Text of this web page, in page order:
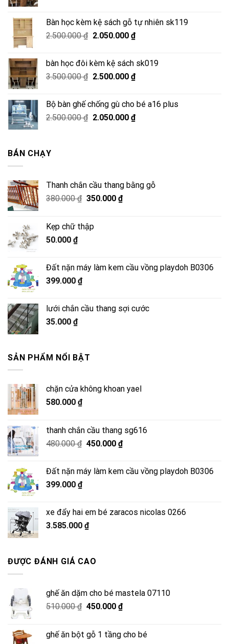
3.500.000 ₫.là:
2.900.000 ₫.
Bàn học kèm kệ sách gỗ tự nhiên sk119
2.500.000₫ Giá
2.500.000 ₫.
2.050.000 ₫Giá
là:
2.050.000 ₫.
bàn học đôi kèm kệ sách sk019
3.500.000₫ Giá
3.500.000 ₫.
2.500.000 ₫Giá
là:
2.500.000 ₫.
Bộ bàn ghế chống gù cho bé a16 plus
2.500.000₫ Giá
2.050.000 ₫Giá
BÁN CHẠY
Thanh chắn cầu thang bằng gỗ
380.000₫ Giá
380.000 ₫.
350.000 ₫Giá
Kẹp chữ thập
50.000 ₫
Đất nặn máy làm kem cầu vồng playdoh B0306
399.000 ₫
lưới chắn cầu thang sợi cước
35.000 ₫
SẢN PHẨM NỔI BẬT
chặn cửa không khoan yael
580.000 ₫
thanh chắn cầu thang sg616
480.000₫ Giá
480.000 ₫.
450.000 ₫Giá
là:
Đất nặn máy làm kem cầu vồng playdoh B0306
399.000 ₫
xe đẩy hai em bé zaracos nicolas 0266
3.585.000 ₫
ĐƯỢC ĐÁNH GIÁ CAO
ghế ăn dặm cho bé mastela 07110
510.000₫ Giá
510.000 ₫.
450.000 ₫Giá
là:
ghế ăn bột gỗ 1 tầng cho bé